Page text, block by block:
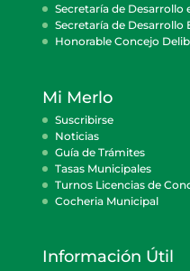
Secretaría de Desarrollo
Secretaría de
Honorable Concejo
Mi Merlo
Suscribirse
Noticias
Guía de Trámites
Tasas Municipales
Turnos Licencias de
Cocheria Municipal
Información Útil